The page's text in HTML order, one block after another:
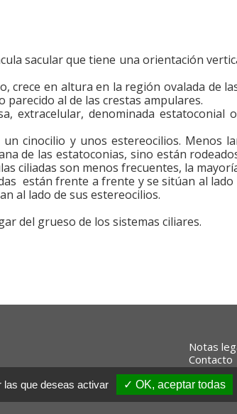
que deseas activar ✓ OK, aceptar todas
sacular que tiene una orientación
crece en altura en la región ovalada de
al de las crestas ampulares.
extracelular, denominada estatoconial
cinocilio y unos estereocilios. Menos
de las estatoconias, sino están
ciliadas son menos frecuentes, la
están frente a frente y se sitúan al
al lado de sus estereocilios.
del grueso de los sistemas ciliares.
Notas
Contacto